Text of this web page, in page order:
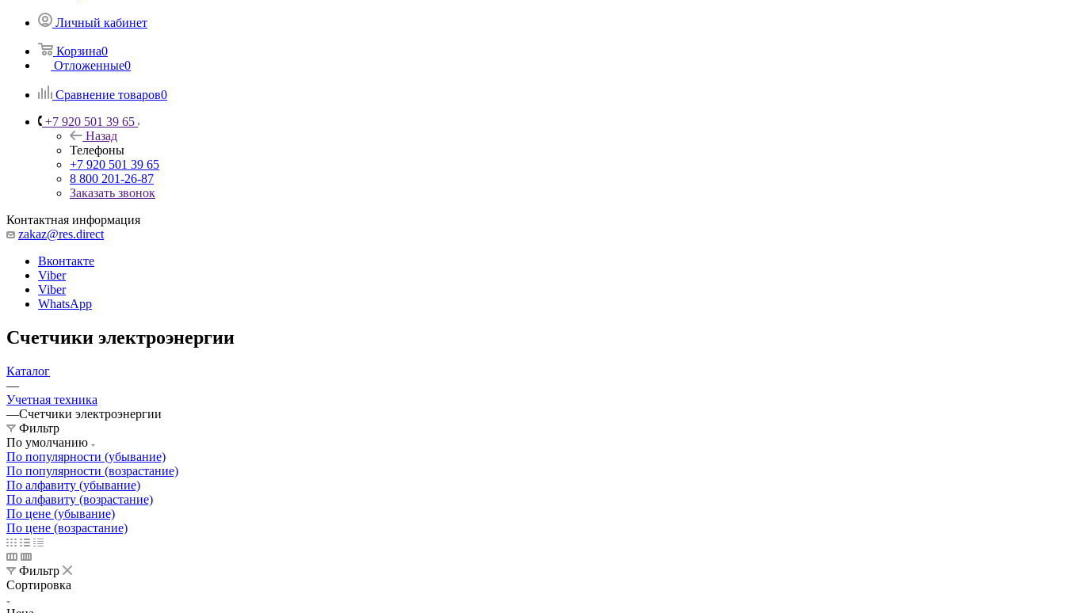
Личный кабинет
Корзина0
Отложенные0
Сравнение товаров0
+7 920 501 39 65
Назад
Телефоны
+7 920 501 39 65
8 800 201-26-87
Заказать звонок
Контактная информация
zakaz@res.direct
Вконтакте
Viber
Viber
WhatsApp
Счетчики электроэнергии
Каталог
—
Учетная техника
—Счетчики электроэнергии
Фильтр
По умолчанию
По популярности (убывание)
По популярности (возрастание)
По алфавиту (убывание)
По алфавиту (возрастание)
По цене (убывание)
По цене (возрастание)
Фильтр
Сортировка